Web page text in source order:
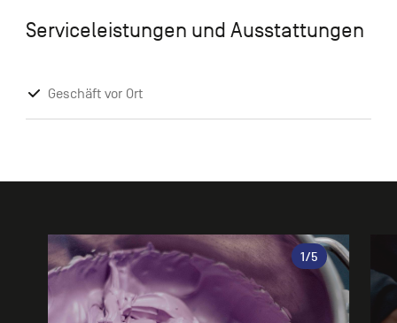
Serviceleistungen und Ausstattungen
Geschäft vor Ort
Galerie
1/5